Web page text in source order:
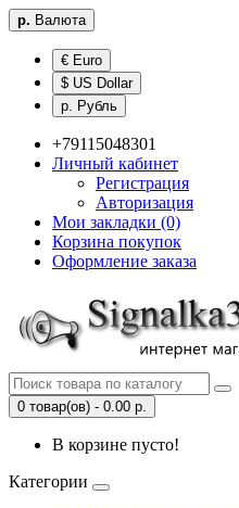
р. Валюта
€ Euro
$ US Dollar
р. Рубль
+79115048301
Личный кабинет
Регистрация
Авторизация
Мои закладки (0)
Корзина покупок
Оформление заказа
0 товар(ов) - 0.00 р.
В корзине пусто!
Категории